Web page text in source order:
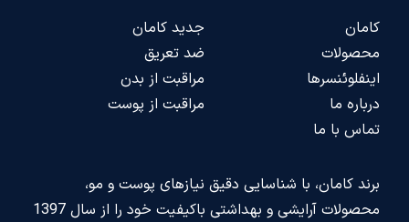
کامان
محصولات
اینفلوئنسرها
درباره ما
تماس با ما
جدید کامان
ضد تعریق
مراقبت از بدن
مراقبت از پوست
برند کامان، با شناسایی دقیق نیازهای پوست و مو،
محصولات آرایشی و بهداشتی باکیفیت خود را از سال 1397